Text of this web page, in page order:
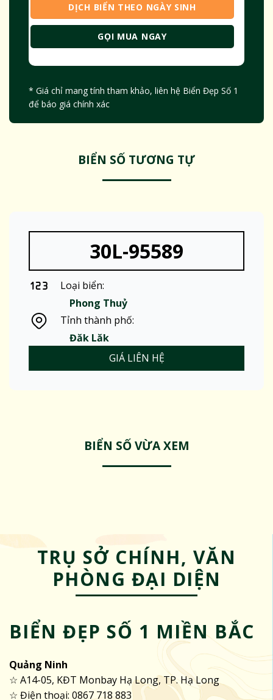
DỊCH BIỂN THEO NGÀY SINH
GỌI MUA NGAY
* Giá chỉ mang tính tham khảo, liên hệ Biển Đẹp Số 1
để báo giá chính xác
BIỂN SỐ TƯƠNG TỰ
30L-95589
Loại biển:
Phong Thuỷ
Tỉnh thành phố:
Đăk Lăk
GIÁ LIÊN HỆ
BIỂN SỐ VỪA XEM
TRỤ SỞ CHÍNH, VĂN
PHÒNG ĐẠI DIỆN
BIỂN ĐẸP SỐ 1 MIỀN BẮC
Quảng Ninh
☆ A14-05, KĐT Monbay Hạ Long, TP. Hạ Long
☆ Điện thoại: 0867 718 883